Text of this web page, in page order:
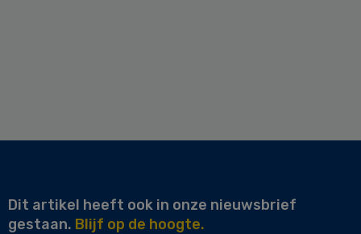
Dit artikel heeft ook in onze nieuwsbrief
gestaan. Blijf op de hoogte.